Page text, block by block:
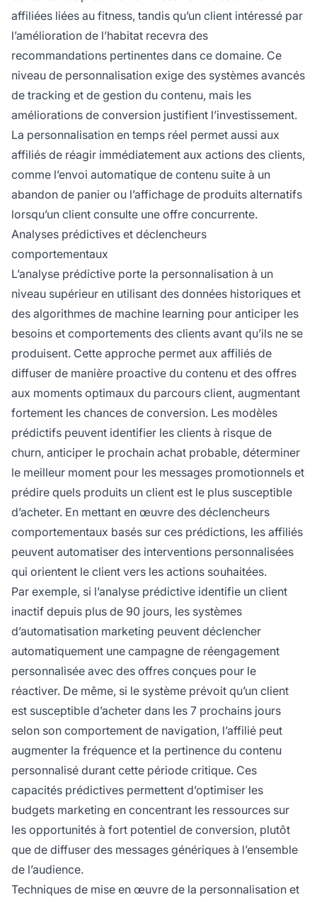
affiliées liées au fitness, tandis qu’un client intéressé par
l’amélioration de l’habitat recevra des
recommandations pertinentes dans ce domaine. Ce
niveau de personnalisation exige des systèmes avancés
de tracking et de gestion du contenu, mais les
améliorations de conversion justifient l’investissement.
La personnalisation en temps réel permet aussi aux
affiliés de réagir immédiatement aux actions des clients,
comme l’envoi automatique de contenu suite à un
abandon de panier ou l’affichage de produits alternatifs
lorsqu’un client consulte une offre concurrente.
Analyses prédictives et déclencheurs
comportementaux
L’analyse prédictive porte la personnalisation à un
niveau supérieur en utilisant des données historiques et
des algorithmes de machine learning pour anticiper les
besoins et comportements des clients avant qu’ils ne se
produisent. Cette approche permet aux affiliés de
diffuser de manière proactive du contenu et des offres
aux moments optimaux du parcours client, augmentant
fortement les chances de conversion. Les modèles
prédictifs peuvent identifier les clients à risque de
churn, anticiper le prochain achat probable, déterminer
le meilleur moment pour les messages promotionnels et
prédire quels produits un client est le plus susceptible
d’acheter. En mettant en œuvre des déclencheurs
comportementaux basés sur ces prédictions, les affiliés
peuvent automatiser des interventions personnalisées
qui orientent le client vers les actions souhaitées.
Par exemple, si l’analyse prédictive identifie un client
inactif depuis plus de 90 jours, les systèmes
d’automatisation marketing peuvent déclencher
automatiquement une campagne de réengagement
personnalisée avec des offres conçues pour le
réactiver. De même, si le système prévoit qu’un client
est susceptible d’acheter dans les 7 prochains jours
selon son comportement de navigation, l’affilié peut
augmenter la fréquence et la pertinence du contenu
personnalisé durant cette période critique. Ces
capacités prédictives permettent d’optimiser les
budgets marketing en concentrant les ressources sur
les opportunités à fort potentiel de conversion, plutôt
que de diffuser des messages génériques à l’ensemble
de l’audience.
Techniques de mise en œuvre de la personnalisation et